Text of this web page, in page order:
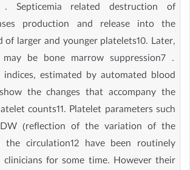
. Septicemia related destruction of
production and release into the
of larger and younger platelets10. Later,
be bone marrow suppression7 .
indices, estimated by automated blood
the changes that accompany the
counts11. Platelet parameters such
(reflection of the variation of the
circulation12 have been routinely
for some time. However their